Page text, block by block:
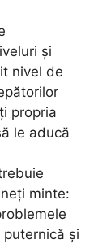
și
nivel de
propria
le aducă
minte:
și